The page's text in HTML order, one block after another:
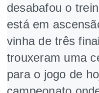
desabafou o
está em
vinha de três
trouxeram uma
para o jogo de